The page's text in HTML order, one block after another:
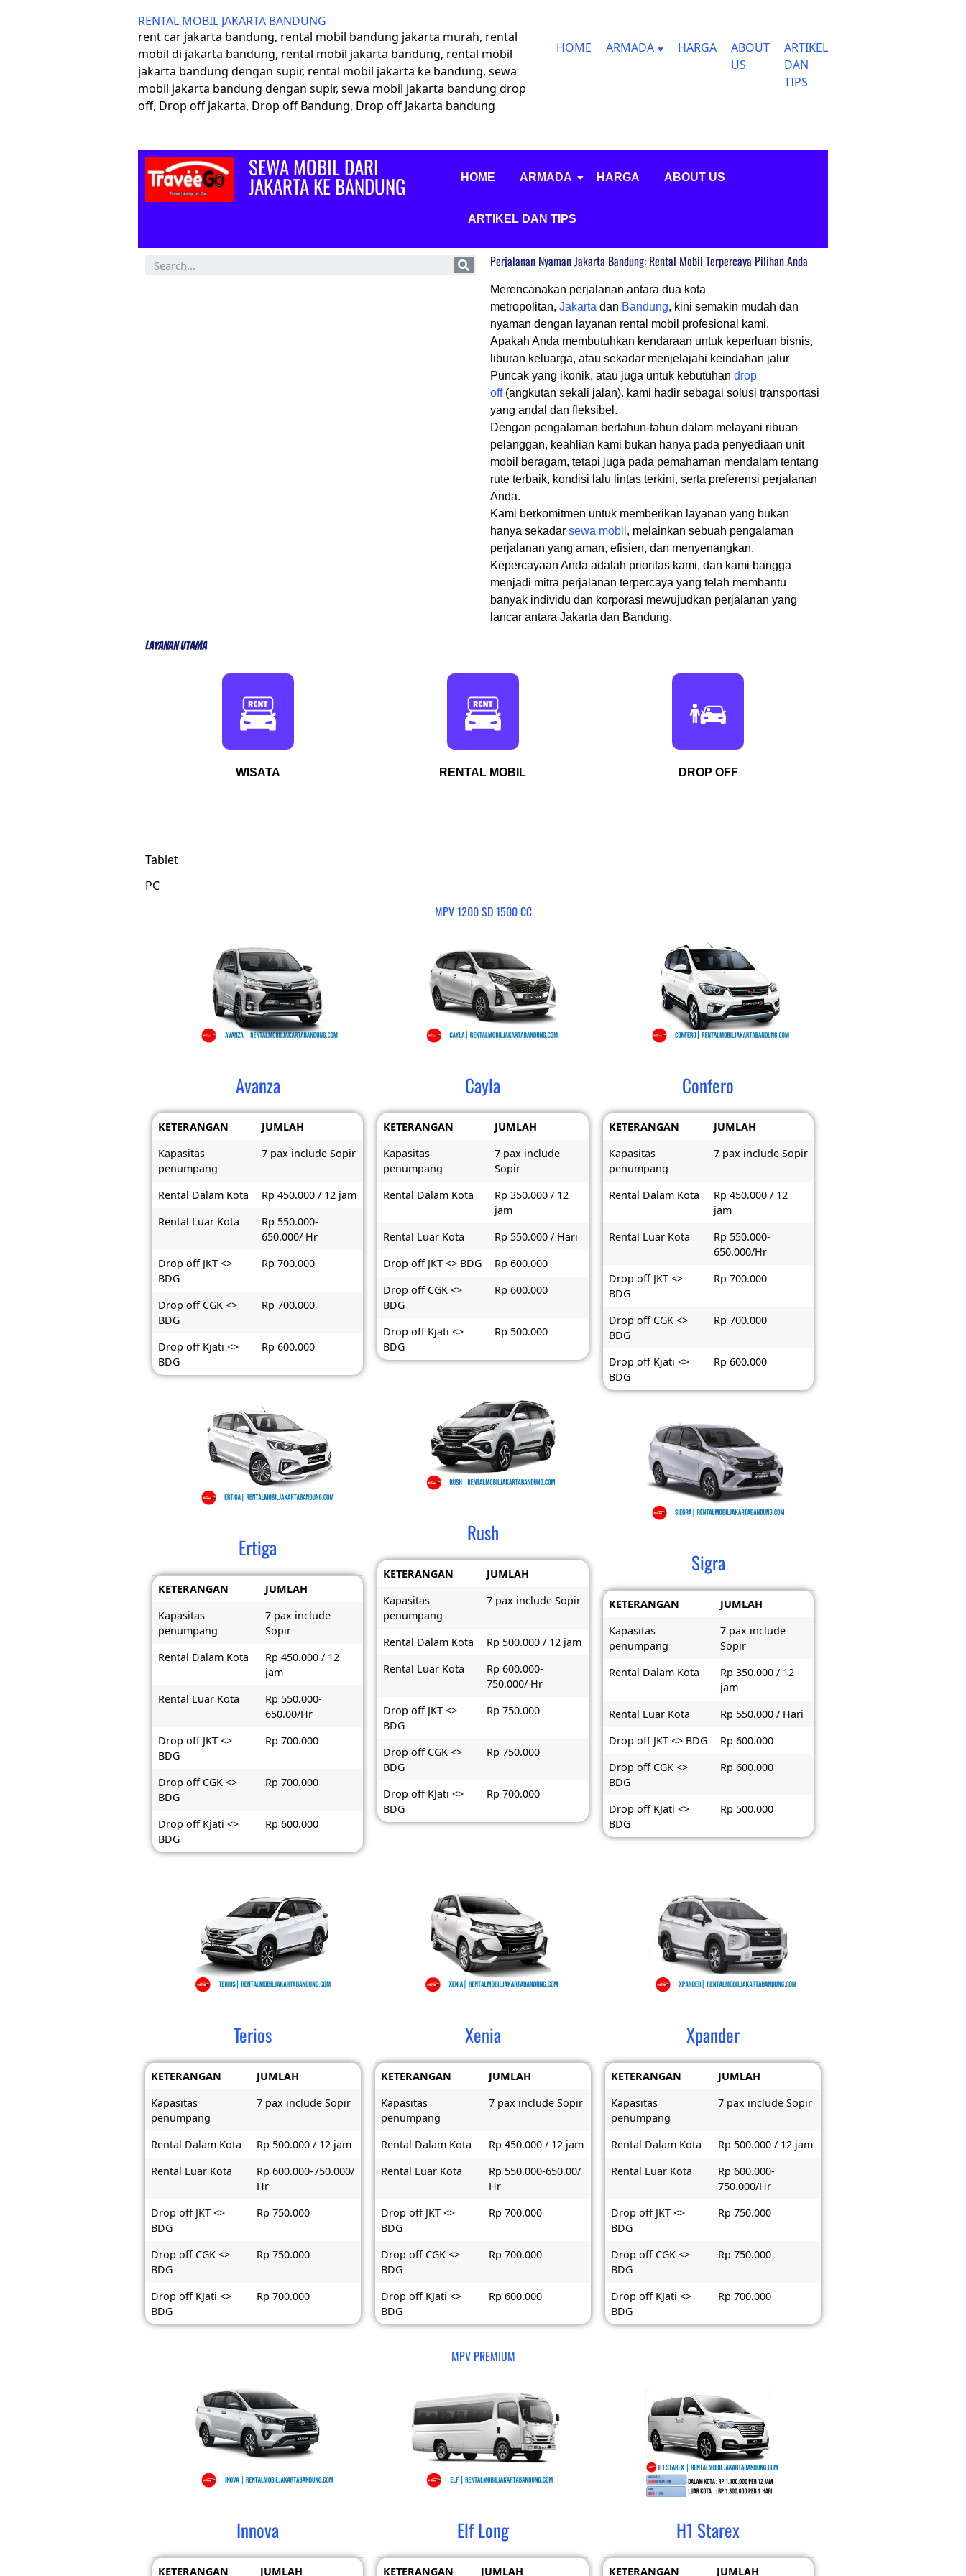
RENTAL MOBIL JAKARTA BANDUNG
rent car jakarta bandung, rental mobil bandung jakarta murah, rental
mobil di jakarta bandung, rental mobil jakarta bandung, rental mobil
jakarta bandung dengan supir, rental mobil jakarta ke bandung, sewa
mobil jakarta bandung dengan supir, sewa mobil jakarta bandung drop
off, Drop off jakarta, Drop off Bandung, Drop off Jakarta bandung
HOME ARMADA HARGA
ABOUT
US
ARTIKEL
DAN
TIPS
SEWA MOBIL DARI
JAKARTA KE BANDUNG HOME ARMADA HARGA ABOUT US
ARTIKEL DAN TIPS
Perjalanan Nyaman Jakarta Bandung: Rental Mobil Terpercaya Pilihan Anda
Merencanakan perjalanan antara dua kota
metropolitan, Jakarta dan Bandung, kini semakin mudah dan
nyaman dengan layanan rental mobil profesional kami.
Apakah Anda membutuhkan kendaraan untuk keperluan bisnis,
liburan keluarga, atau sekadar menjelajahi keindahan jalur
Puncak yang ikonik, atau juga untuk kebutuhan drop
off(angkutan sekali jalan). kami hadir sebagai solusi transportasi
yang andal dan fleksibel.
Dengan pengalaman bertahun-tahun dalam melayani ribuan
pelanggan, keahlian kami bukan hanya pada penyediaan unit
mobil beragam, tetapi juga pada pemahaman mendalam tentang
rute terbaik, kondisi lalu lintas terkini, serta preferensi perjalanan
Anda.
Kami berkomitmen untuk memberikan layanan yang bukan
hanya sekadar sewa mobil , melainkan sebuah pengalaman
perjalanan yang aman, efisien, dan menyenangkan.
Kepercayaan Anda adalah prioritas kami, dan kami bangga
menjadi mitra perjalanan terpercaya yang telah membantu
banyak individu dan korporasi mewujudkan perjalanan yang
lancar antara Jakarta dan Bandung.
Layanan Utama
WISATA RENTAL MOBIL DROP OFF
Tablet
PC
MPV 1200 SD 1500 CC
Avanza
KETERANGAN
JUMLAH
Kapasitas
penumpang
7 pax include Sopir
Rental Dalam Kota
Rp 450.000 / 12 jam
Rental Luar Kota
Rp 550.000-
650.000/ Hr
Drop off JKT <>
BDG
Rp 700.000
Drop off CGK <>
BDG
Rp 700.000
Drop off Kjati <>
BDG
Rp 600.000
Ertiga
KETERANGAN
JUMLAH
Kapasitas
penumpang
7 pax include
Sopir
Rental Dalam Kota
Rp 450.000 / 12
jam
Rental Luar Kota
Rp 550.000-
650.00/Hr
Drop off JKT <>
BDG
Rp 700.000
Drop off CGK <>
BDG
Rp 700.000
Drop off Kjati <>
BDG
Rp 600.000
Cayla
KETERANGAN
JUMLAH
Kapasitas
penumpang
7 pax include
Sopir
Rental Dalam Kota
Rp 350.000 / 12
jam
Rental Luar Kota
Rp 550.000 / Hari
Drop off JKT <> BDG
Rp 600.000
Drop off CGK <>
BDG
Rp 600.000
Drop off Kjati <>
BDG
Rp 500.000
Rush
KETERANGAN
JUMLAH
Kapasitas
penumpang
7 pax include Sopir
Rental Dalam Kota
Rp 500.000 / 12 jam
Rental Luar Kota
Rp 600.000-
750.000/ Hr
Drop off JKT <>
BDG
Rp 750.000
Drop off CGK <>
BDG
Rp 750.000
Drop off KJati <>
BDG
Rp 700.000
Confero
KETERANGAN
JUMLAH
Kapasitas
penumpang
7 pax include Sopir
Rental Dalam Kota
Rp 450.000 / 12
jam
Rental Luar Kota
Rp 550.000-
650.000/Hr
Drop off JKT <>
BDG
Rp 700.000
Drop off CGK <>
BDG
Rp 700.000
Drop off Kjati <>
BDG
Rp 600.000
Sigra
KETERANGAN
JUMLAH
Kapasitas
penumpang
7 pax include
Sopir
Rental Dalam Kota
Rp 350.000 / 12
jam
Rental Luar Kota
Rp 550.000 / Hari
Drop off JKT <> BDG
Rp 600.000
Drop off CGK <>
BDG
Rp 600.000
Drop off KJati <>
BDG
Rp 500.000
Terios
KETERANGAN
JUMLAH
Kapasitas
penumpang
7 pax include Sopir
Rental Dalam Kota
Rp 500.000 / 12 jam
Rental Luar Kota
Rp 600.000-750.000/
Hr
Drop off JKT <>
BDG
Rp 750.000
Drop off CGK <>
BDG
Rp 750.000
Drop off KJati <>
BDG
Rp 700.000
Xenia
KETERANGAN
JUMLAH
Kapasitas
penumpang
7 pax include Sopir
Rental Dalam Kota
Rp 450.000 / 12 jam
Rental Luar Kota
Rp 550.000-650.00/
Hr
Drop off JKT <>
BDG
Rp 700.000
Drop off CGK <>
BDG
Rp 700.000
Drop off KJati <>
BDG
Rp 600.000
Xpander
KETERANGAN
JUMLAH
Kapasitas
penumpang
7 pax include Sopir
Rental Dalam Kota
Rp 500.000 / 12 jam
Rental Luar Kota
Rp 600.000-
750.000/Hr
Drop off JKT <>
BDG
Rp 750.000
Drop off CGK <>
BDG
Rp 750.000
Drop off KJati <>
BDG
Rp 700.000
MPV PREMIUM
Innova
KETERANGAN JUMLAH
Elf Long
KETERANGAN JUMLAH
H1 Starex
KETERANGAN JUMLAH